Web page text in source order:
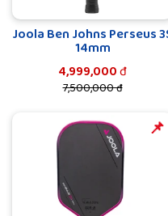
Joola Ben Johns Perseus
14mm
4,999,000đ
7,500,000 đ
️️📌